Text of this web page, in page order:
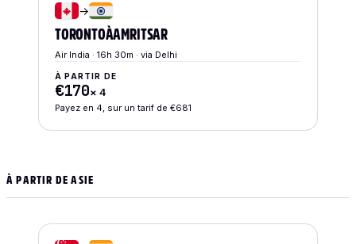
→
TORONTOÀAMRITSAR
Air India · 16h 30m · via Delhi
À PARTIR DE
€170× 4
Payez en 4, sur un tarif de €681
À PARTIR DE ASIE